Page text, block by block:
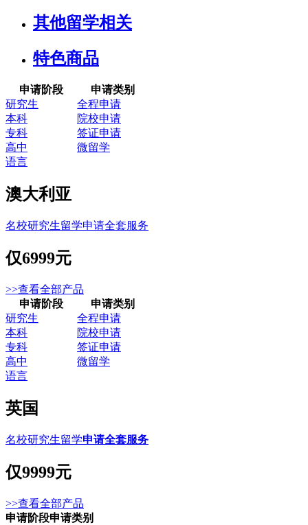
其他留学相关
特色商品
申请阶段
申请类别
研究生
全程申请
本科
院校申请
专科
签证申请
高中
微留学
语言
澳大利亚
名校研究生留学申请全套服务
仅6999元
>>查看全部产品
申请阶段
申请类别
研究生
全程申请
本科
院校申请
专科
签证申请
高中
微留学
语言
英国
名校研究生留学申请全套服务
仅9999元
>>查看全部产品
申请阶段申请类别